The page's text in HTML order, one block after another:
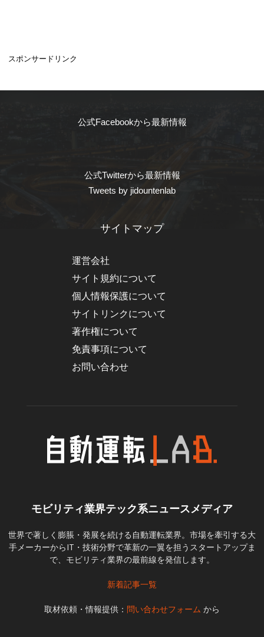
スポンサードリンク
公式Facebookから最新情報
公式Twitterから最新情報
Tweets by jidountenlab
サイトマップ
運営会社
サイト規約について
個人情報保護について
サイトリンクについて
著作権について
免責事項について
お問い合わせ
モビリティ業界テック系ニュースメディア
世界で著しく膨脹・発展を続ける自動運転業界。市場を牽引する大
手メーカーからIT・技術分野で革新の一翼を担うスタートアップま
で、モビリティ業界の最前線を発信します。
新着記事一覧
取材依頼・情報提供： 問い合わせフォーム から